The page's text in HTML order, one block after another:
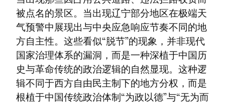
被点名的景区。当出现辽宁部分地区在极端天
气预警中展现出与中央应急响应节奏不同的地
方自主性。这些看似“脱节”的现象，并非现代
国家治理体系的漏洞，而是一种深植于中国历
史与革命传统的政治逻辑的自然显现。这种逻
辑不同于西方自由民主制下的地方分权，而是
根植于中国传统政治体制“为政以德”与“无为而